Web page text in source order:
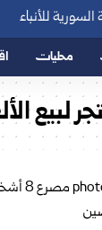
محليات
لبيع